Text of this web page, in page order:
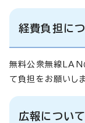
経費負担に
無料公衆無線LAN
て負担をお願いしま
広報について